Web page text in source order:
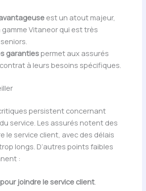
est un atout majeur,
Vitaneor qui est très
garantiespermet aux assurés
à leurs besoins spécifiques.
persistent concernant
service. Les assurés notent des
le service client, avec des délais
longs. D’autres points faibles
:
joindre le service client.